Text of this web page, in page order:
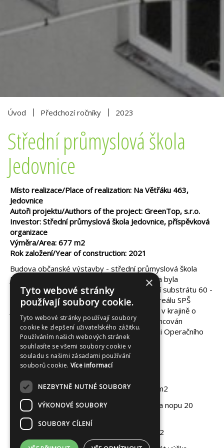
Úvod Předchozí ročníky 2023
Střední průmyslová škola
Jedovnice
Místo realizace/Place of realization: Na Větřáku 463,
Jedovnice
Autoři projektu/Authors of the project: GreenTop, s.r.o.
Investor: Střední průmyslová škola Jedovnice, příspěvková
organizace
Výměra/Area: 677 m2
Rok založení/Year of construction: 2021
Budova občanské výstavby - střední průmyslová škola
Jedovnice, příspěvková organizace. Založena byla
extenzivní plochá zelená střecha s mocností substrátu 60 -
150mm) o rozloze 677 m2 na budově B v areálu SPŠ
Jedovnice. Realizací dochází k zadržení vody v krajině o
objemu 5,6 m3. Tento projekt byl spolufinancován
Evropskou unií - fondem soudržnosti v rámci Operačního
programu Životní prostředí.
ochranná vrstva - geotextilie 300g/m2
drenážní vrstva - nopová folie - výška nopu 20
filtrační vrstva - geotextilie 200 g/m2
×
Tyto webové stránky
používají soubory cookie.
Tyto webové stránky používají soubory
cookie ke zlepšení uživatelského zážitku.
Používáním našich webových stránek
souhlasíte se všemi soubory cookie v
souladu s našimi zásadami používání
souborů cookie. Více informací
NEZBYTNĚ NUTNÉ SOUBORY
VÝKONOVÉ SOUBORY
SOUBORY CÍLENÍ